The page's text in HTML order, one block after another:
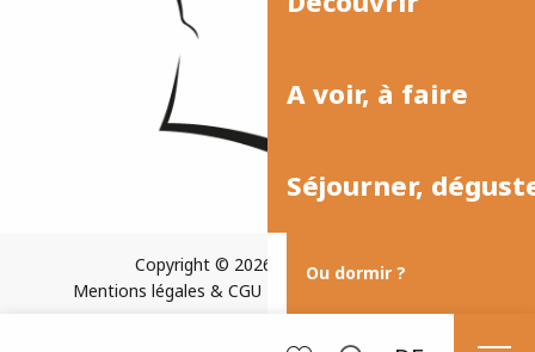
A voir, à faire
Séjourner,
Ou dormir ?
Copyright © 2026
Plan du site
Mentions légales & CGU